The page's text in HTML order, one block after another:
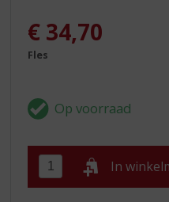
€ 34,70
Fles
In